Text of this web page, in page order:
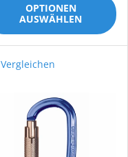
OPTIONEN
AUSWÄHLEN
Vergleichen